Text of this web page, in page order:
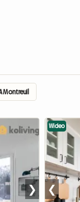
Montreuil
❯
Wideo
❮